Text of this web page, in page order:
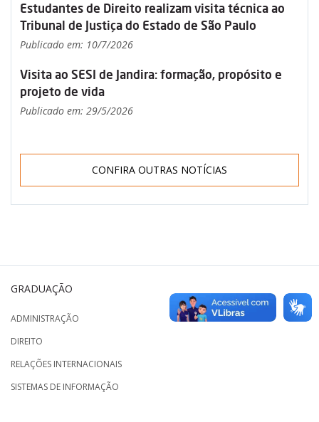
Estudantes de Direito realizam visita técnica ao
Tribunal de Justiça do Estado de São Paulo
Publicado em: 10/7/2026
Visita ao SESI de Jandira: formação, propósito e
projeto de vida
Publicado em: 29/5/2026
CONFIRA OUTRAS NOTÍCIAS
GRADUAÇÃO
ADMINISTRAÇÃO
DIREITO
RELAÇÕES INTERNACIONAIS
SISTEMAS DE INFORMAÇÃO